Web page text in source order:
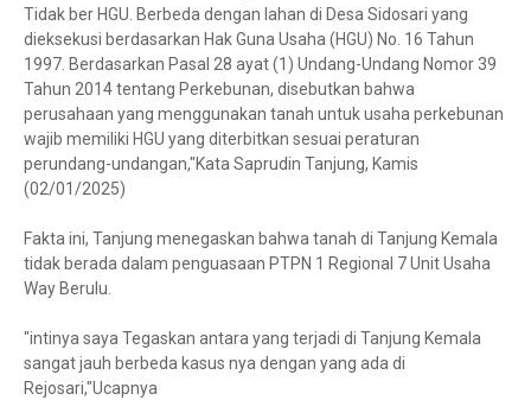
Tidak ber HGU. Berbeda dengan lahan di Desa Sidosari yang
dieksekusi berdasarkan Hak Guna Usaha (HGU) No. 16 Tahun
1997. Berdasarkan Pasal 28 ayat (1) Undang-Undang Nomor 39
Tahun 2014 tentang Perkebunan, disebutkan bahwa
perusahaan yang menggunakan tanah untuk usaha perkebunan
wajib memiliki HGU yang diterbitkan sesuai peraturan
perundang-undangan,"Kata Saprudin Tanjung, Kamis
(02/01/2025)
Fakta ini, Tanjung menegaskan bahwa tanah di Tanjung Kemala
tidak berada dalam penguasaan PTPN 1 Regional 7 Unit Usaha
Way Berulu.
"intinya saya Tegaskan antara yang terjadi di Tanjung Kemala
sangat jauh berbeda kasus nya dengan yang ada di
Rejosari,"Ucapnya